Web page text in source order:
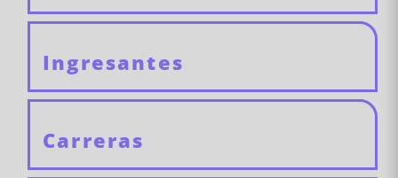
Ingresantes
Carreras